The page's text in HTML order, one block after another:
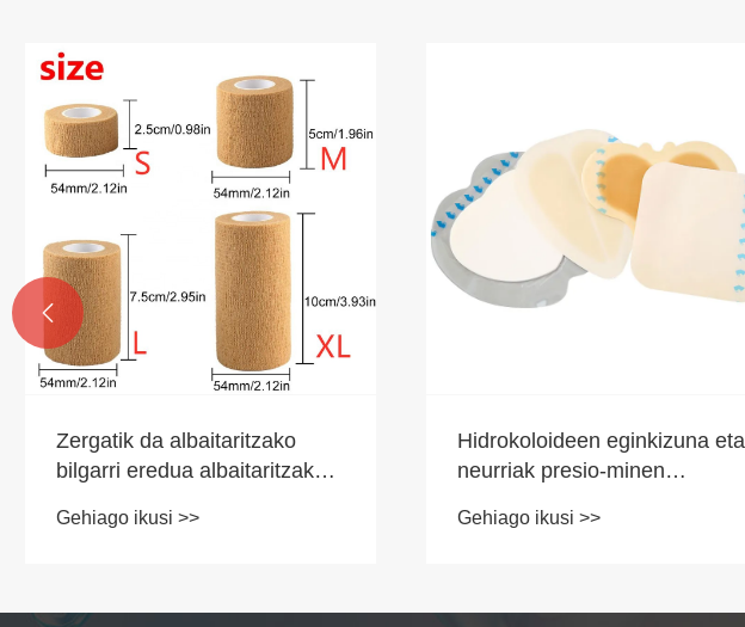
Zergatik da albaitaritzako
bilgarri eredua albaitaritzako
aukeran?
Gehiago ikusi >>
Hidrokoloideen eginkizuna eta
neurriak presio-minen
Gehiago ikusi >>
